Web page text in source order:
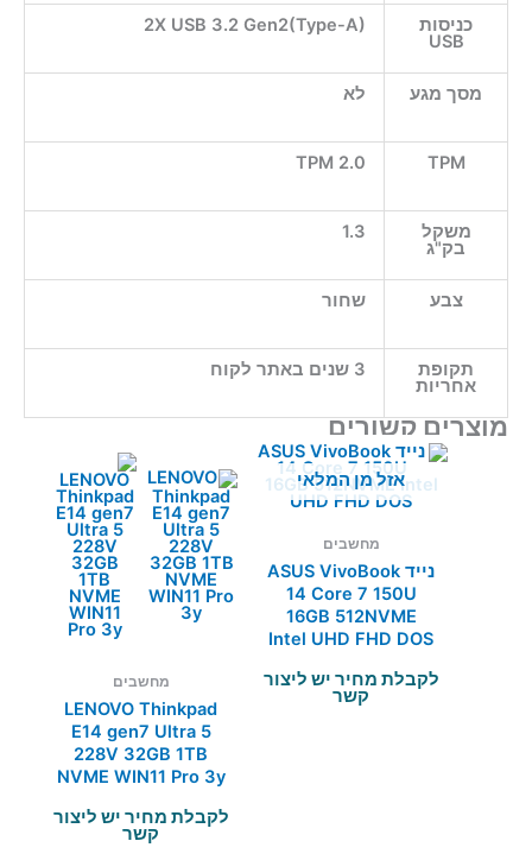
כניסות
USB
2X USB 3.2 Gen2(Type-A)
מסך מגע לא
TPM
TPM 2.0
משקל
בק"ג
1.3
צבע שחור
תקופת
אחריות
3 שנים באתר לקוח
מוצרים קשורים
אזל מן המלאי
מחשבים
נייד ASUS VivoBook
14 Core 7 150U
16GB 512NVME
Intel UHD FHD DOS
לקבלת מחיר יש ליצור
קשר
מחשבים
LENOVO Thinkpad
E14 gen7 Ultra 5
228V 32GB 1TB
NVME WIN11 Pro 3y
לקבלת מחיר יש ליצור
קשר